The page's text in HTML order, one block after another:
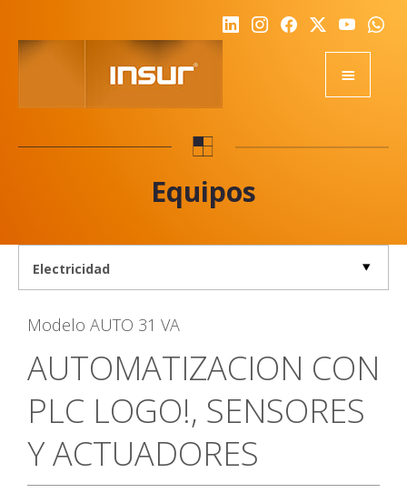
NOTICIAS
NOSOTROS
DESAFIO
CONTACTO
Equipos
Modelo AUTO 31 VA
AUTOMATIZACION CON
PLC LOGO!, SENSORES
Y ACTUADORES